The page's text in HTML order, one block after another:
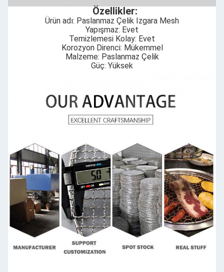
Özellikler:
Ürün adı: Paslanmaz Çelik Izgara Mesh
Yapışmaz: Evet
Temizlemesi Kolay: Evet
Korozyon Direnci: Mükemmel
Malzeme: Paslanmaz Çelik
Güç: Yüksek